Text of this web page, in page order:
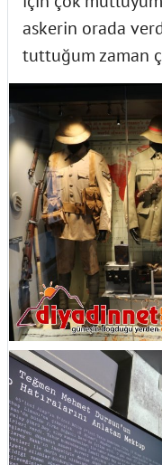
askerin orada
tuttuğum zaman